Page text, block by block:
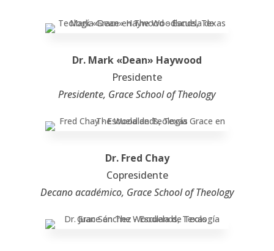
Dr. Mark «Dean» Haywood
Presidente
Presidente, Grace School of Theology
Dr. Fred Chay
Copresidente
Decano académico, Grace School of Theology